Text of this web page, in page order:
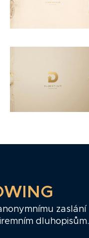
zaslání
dluhopisům.